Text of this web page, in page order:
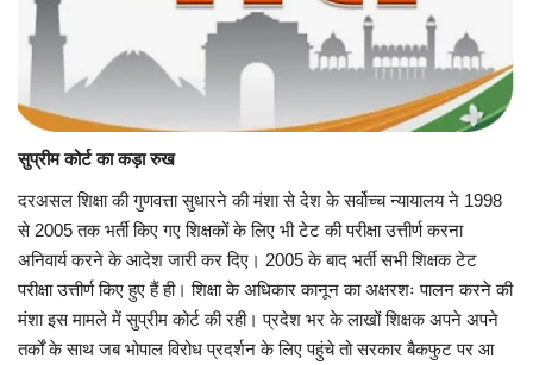
सुप्रीम कोर्ट का कड़ा रुख
दरअसल शिक्षा की गुणवत्ता सुधारने की मंशा से देश के सर्वोच्च न्यायालय ने 1998
से 2005 तक भर्ती किए गए शिक्षकों के लिए भी टेट की परीक्षा उत्तीर्ण करना
अनिवार्य करने के आदेश जारी कर दिए। 2005 के बाद भर्ती सभी शिक्षक टेट
परीक्षा उत्तीर्ण किए हुए हैं ही। शिक्षा के अधिकार कानून का अक्षरशः पालन करने की
मंशा इस मामले में सुप्रीम कोर्ट की रही। प्रदेश भर के लाखों शिक्षक अपने अपने
तर्कों के साथ जब भोपाल विरोध प्रदर्शन के लिए पहुंचे तो सरकार बैकफुट पर आ